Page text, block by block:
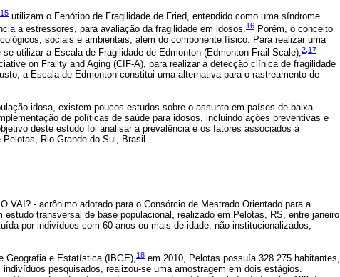
15 utilizam o Fenótipo de Fragilidade de Fried, entendido como uma síndrome
a estressores, para avaliação da fragilidade em idosos.16 Porém, o conceito
sociais e ambientais, além do componente físico. Para realizar uma
utilizar a Escala de Fragilidade de Edmonton (Edmonton Frail Scale),2,17
on Frailty and Aging (CIF-A), para realizar a detecção clínica de fragilidade
a Escala de Edmonton constitui uma alternativa para o rastreamento de
idosa, existem poucos estudos sobre o assunto em países de baixa
de políticas de saúde para idosos, incluindo ações preventivas e
deste estudo foi analisar a prevalência e os fatores associados à
Rio Grande do Sul, Brasil.
VAI? - acrônimo adotado para o Consórcio de Mestrado Orientado para a
transversal de base populacional, realizado em Pelotas, RS, entre janeiro
por indivíduos com 60 anos ou mais de idade, não institucionalizados,
Geografia e Estatística (IBGE),18 em 2010, Pelotas possuía 328.275 habitantes,
pesquisados, realizou-se uma amostragem em dois estágios.